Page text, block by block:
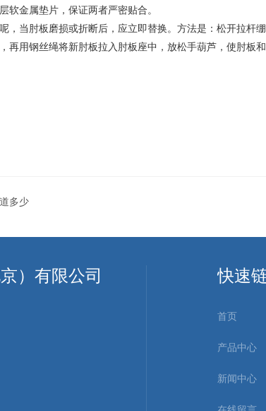
软金属垫片，保证两者严密贴合。
当肘板磨损或折断后，应立即替换。方法是：松开拉杆
再用钢丝绳将新肘板拉入肘板座中，放松手葫芦，使肘板
多少
）有限公司 快速
首页
产品中心
新闻中心